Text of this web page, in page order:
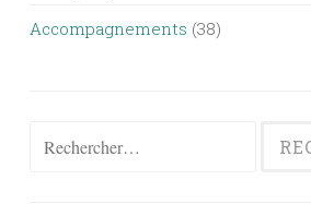
Accompagnements (38)
Rechercher :